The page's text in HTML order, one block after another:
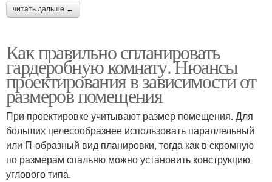
читать дальше →
Как правильно спланировать
гардеробную комнату. Нюансы
проектирования в зависимости от
размеров помещения
При проектировке учитывают размер помещения. Для
больших целесообразнее использовать параллельный
или П-образный вид планировки, тогда как в скромную
по размерам спальню можно установить конструкцию
углового типа.